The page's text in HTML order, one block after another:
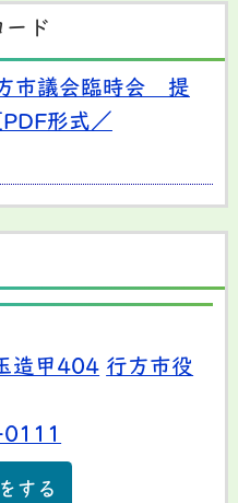
ード
市議会臨時会 提
形式／
造甲404 行方市役
する